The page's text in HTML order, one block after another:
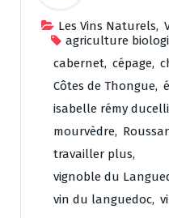
Les Vins Naturels,
agriculture
cabernet, cépage,
Côtes de Thongue,
isabelle rémy
mourvèdre,
travailler plus,
vignoble du
vin du languedoc,